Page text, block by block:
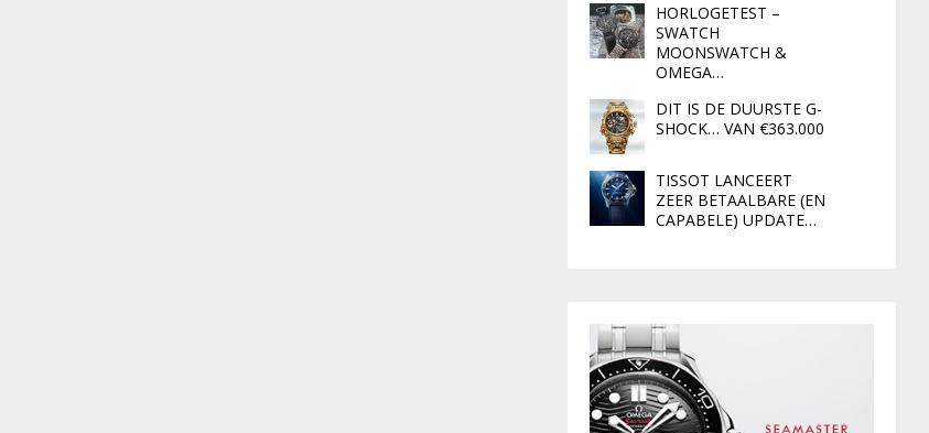
HORLOGETEST –
SWATCH
MOONSWATCH &
OMEGA…
DIT IS DE DUURSTE G-
SHOCK… VAN €363.000
TISSOT LANCEERT
ZEER BETAALBARE (EN
CAPABELE) UPDATE…